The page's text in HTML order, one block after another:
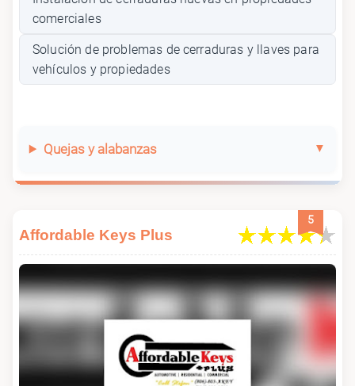
comerciales
Solución de problemas de cerraduras y llaves para
vehículos y propiedades
Quejas y alabanzas
5
Affordable Keys Plus